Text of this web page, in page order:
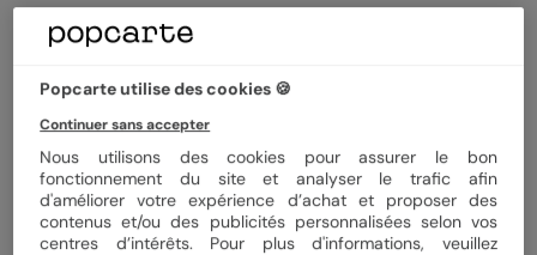
Quantité
1,15 €
Popcarte utilise des cookies 🍪
Continuer sans accepter
Nous utilisons des cookies pour assurer le bon
fonctionnement du site et analyser le trafic afin
d'améliorer votre expérience d’achat et proposer des
contenus et/ou des publicités personnalisées selon vos
centres d’intérêts. Pour plus d'informations, veuillez